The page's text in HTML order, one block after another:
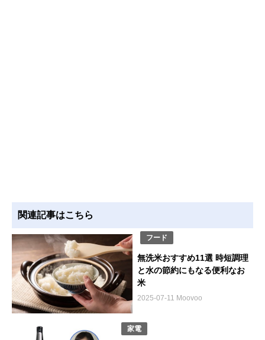
関連記事はこちら
フード
無洗米おすすめ11選 時短調理
と水の節約にもなる便利なお
米
2025-07-11 Moovoo
家電